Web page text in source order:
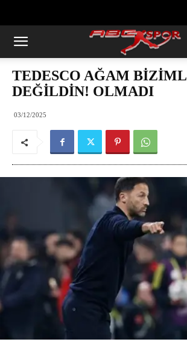
TEDESCO AĞAM
DEĞİLDİN! OLMADI
03/12/2025